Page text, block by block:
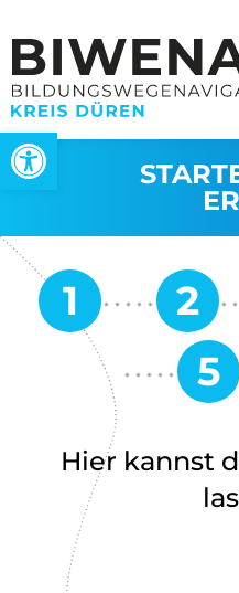
Werkzeugleiste öffnen
Hier kannst